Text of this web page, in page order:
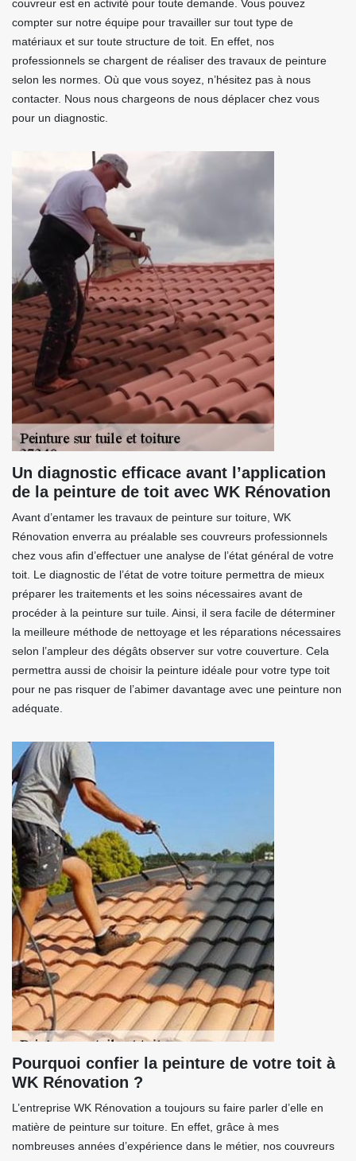
couvreur est en activité pour toute demande. Vous pouvez
compter sur notre équipe pour travailler sur tout type de
matériaux et sur toute structure de toit. En effet, nos
professionnels se chargent de réaliser des travaux de peinture
selon les normes. Où que vous soyez, n’hésitez pas à nous
contacter. Nous nous chargeons de nous déplacer chez vous
pour un diagnostic.
Un diagnostic efficace avant l’application
de la peinture de toit avec WK Rénovation
Avant d’entamer les travaux de peinture sur toiture, WK
Rénovation enverra au préalable ses couvreurs professionnels
chez vous afin d’effectuer une analyse de l’état général de votre
toit. Le diagnostic de l’état de votre toiture permettra de mieux
préparer les traitements et les soins nécessaires avant de
procéder à la peinture sur tuile. Ainsi, il sera facile de déterminer
la meilleure méthode de nettoyage et les réparations nécessaires
selon l’ampleur des dégâts observer sur votre couverture. Cela
permettra aussi de choisir la peinture idéale pour votre type toit
pour ne pas risquer de l’abimer davantage avec une peinture non
adéquate.
Pourquoi confier la peinture de votre toit à
WK Rénovation ?
L’entreprise WK Rénovation a toujours su faire parler d’elle en
matière de peinture sur toiture. En effet, grâce à mes
nombreuses années d’expérience dans le métier, nos couvreurs